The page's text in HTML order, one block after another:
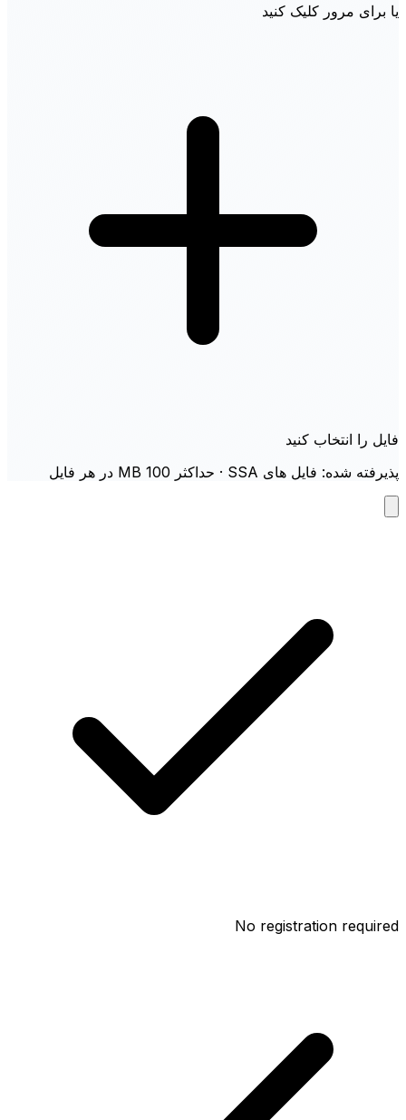
یا برای مرور کلیک کنید
فایل را انتخاب کنید
پذیرفته شده: فایل های SSA · حداکثر 100 MB در هر فایل
No registration required